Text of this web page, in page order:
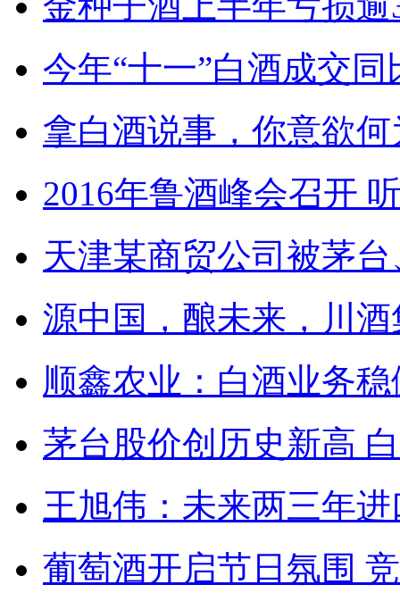
今年“十一”白酒成交同
拿白酒说事，你意欲何
2016年鲁酒峰会召开
天津某商贸公司被茅
源中国，酿未来，川
顺鑫农业：白酒业务
茅台股价创历史新高
王旭伟：未来两三年
葡萄酒开启节日氛围